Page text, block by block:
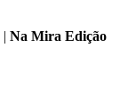
| Na Mira Edição